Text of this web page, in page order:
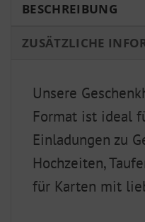
BESCHREIBUNG
ZUSÄTZLICHE
Unsere
Format ist ideal
Einladungen zu
Hochzeiten,
für Karten mit